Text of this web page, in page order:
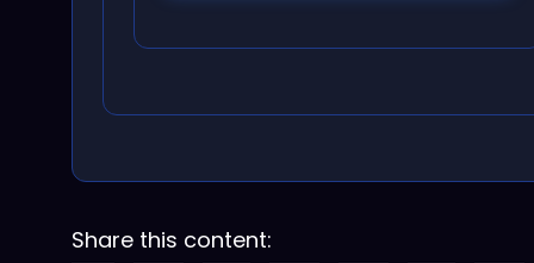
Share this content: